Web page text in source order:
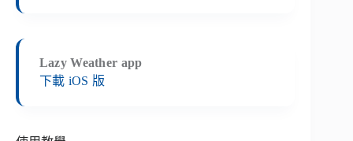
Lazy Weather app
下載 iOS 版